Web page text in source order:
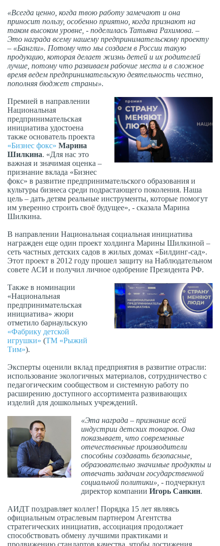
«Всегда ценно, когда твою работу замечают и она
приносит пользу, особенно приятно, когда признают на
таком высоком уровне, - поделилась Татьяна Рахимова. –
Это награда всему нашему предпринимательскому проекту
– «Бангли». Потому что мы создаем в России такую
продукцию, которая делает жизнь детей и их родителей
лучше, потому что развиваем рабочие места и в сложное
время ведем предпринимательскую деятельность честно,
пополняя бюджет страны».
Премией в направлении
Национальная
предпринимательская
инициатива удостоена
также основатель проекта
«Бизнес фокс» Марина
Шилкина. «Для нас это
важная и значимая оценка –
признание вклада «Бизнес
фокс» в развитие предпринимательского образования и
культуры бизнеса среди подрастающего поколения. Наша
цель – дать детям реальные инструменты, которые помогут
им уверенно строить своё будущее», - сказала Марина
Шилкина.
В направлении Национальная социальная инициатива
награжден еще один проект холдинга Марины Шилкиной –
сеть частных детских садов в жилых домах «Билдинг-сад».
Этот проект в 2012 году прошел защиту на Наблюдательном
совете АСИ и получил личное одобрение Президента РФ.
Также в номинации
«Национальная
предпринимательская
инициатива» жюри
отметило барнаульскую
«Фабрику детской
игрушки» (ТМ «Рыжий
Тим»).
Эксперты оценили вклад предприятия в развитие отрасли:
использование экологичных материалов, сотрудничество с
педагогическим сообществом и системную работу по
расширению доступного ассортимента развивающих
изделий для дошкольных учреждений.
«Эта награда – признание всей
индустрии детских товаров. Она
показывает, что современные
отечественные производители
способны создавать безопасные,
образовательно значимые продукты и
отвечать задачам государственной
социальной политики», - подчеркнул
директор компании Игорь Санкин.
АИДТ поздравляет коллег! Порядка 15 лет являясь
официальным отраслевым партнером Агентства
стратегических инициатив, ассоциация продолжает
способствовать обмену лучшими практиками и
продвижению стандартов качества, чтобы достижения